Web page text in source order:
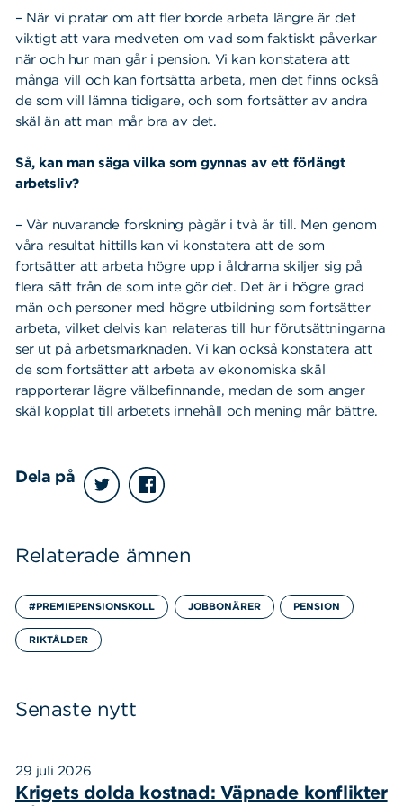
– När vi pratar om att fler borde arbeta längre är det
viktigt att vara medveten om vad som faktiskt påverkar
när och hur man går i pension. Vi kan konstatera att
många vill och kan fortsätta arbeta, men det finns också
de som vill lämna tidigare, och som fortsätter av andra
skäl än att man mår bra av det.
Så, kan man säga vilka som gynnas av ett förlängt
arbetsliv?
– Vår nuvarande forskning pågår i två år till. Men genom
våra resultat hittills kan vi konstatera att de som
fortsätter att arbeta högre upp i åldrarna skiljer sig på
flera sätt från de som inte gör det. Det är i högre grad
män och personer med högre utbildning som fortsätter
arbeta, vilket delvis kan relateras till hur förutsättningarna
ser ut på arbetsmarknaden. Vi kan också konstatera att
de som fortsätter att arbeta av ekonomiska skäl
rapporterar lägre välbefinnande, medan de som anger
skäl kopplat till arbetets innehåll och mening mår bättre.
Dela på
Relaterade ämnen
#PREMIEPENSIONSKOLL JOBBONÄRER PENSION
RIKTÅLDER
Senaste nytt
29 juli 2026
Krigets dolda kostnad: Väpnade konflikter